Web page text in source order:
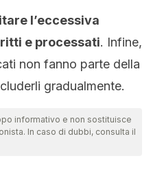
l’eccessiva
e processati. Infine,
non fanno parte della
gradualmente.
informativo e non sostituisce
In caso di dubbi, consulta il